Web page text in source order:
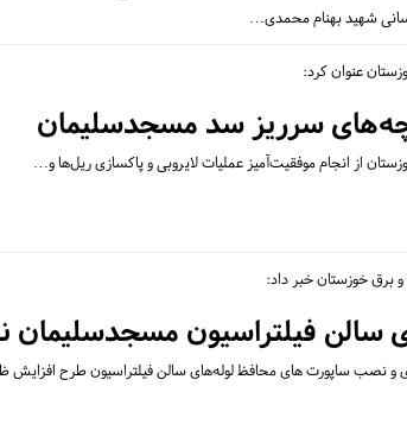
شهید بهنام محمدی…
عنوان کرد:
سرریز سد مسجدسلیمان
از انجام موفقیت‌آمیز عملیات لایروبی و پاکسازی ریل‌ها و…
برق خوزستان خبر داد:
سالن فیلتراسیون
و نصب ساپورت های محافظ لوله‌های سالن فیلتراسیون طرح